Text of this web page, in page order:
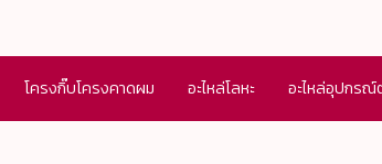
โครงกิ๊บโครงคาดผม อะไหล่โลหะ อะไหล่อุปกรณ์